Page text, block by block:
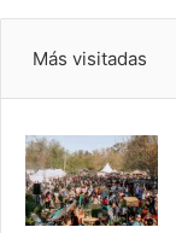
Más visitadas